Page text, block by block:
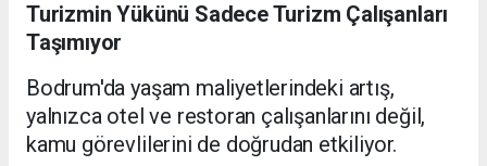
Turizmin Yükünü Sadece Turizm Çalışanları
Taşımıyor
Bodrum'da yaşam maliyetlerindeki artış,
yalnızca otel ve restoran çalışanlarını değil,
kamu görevlilerini de doğrudan etkiliyor.